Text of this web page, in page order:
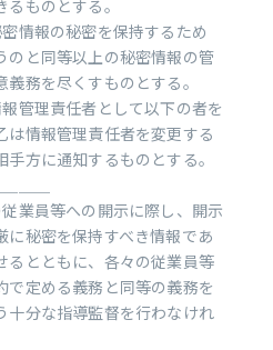
ものとする。
情報の秘密を保持するため
のと同等以上の秘密情報の管
務を尽くすものとする。
管理責任者として以下の者を
は情報管理責任者を変更する
手方に通知するものとする。
＿＿
業員等への開示に際し、開示
に秘密を保持すべき情報であ
るとともに、各々の従業員等
で定める義務と同等の義務を
十分な指導監督を行わなけれ